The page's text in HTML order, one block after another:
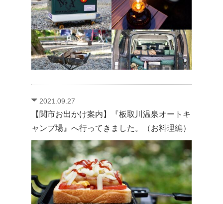
2021.09.27
【関市お出かけ案内】『板取川温泉オートキ
ャンプ場』へ行ってきました。（お料理編）